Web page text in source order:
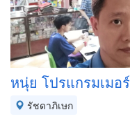
หนุ่ย โปรแกรมเมอร์
รัชดาภิเษก